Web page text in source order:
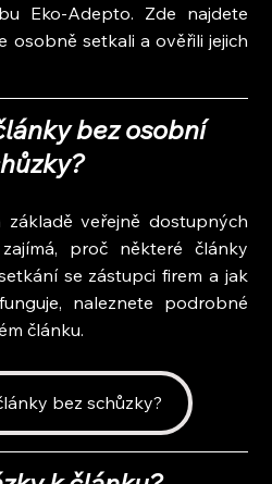
Eko-Adepto. Zde najdete
osobně setkali a ověřili jejich
bez osobní
veřejně dostupných
proč některé články
se zástupci firem a jak
naleznete podrobné
článku.
bez schůzky?